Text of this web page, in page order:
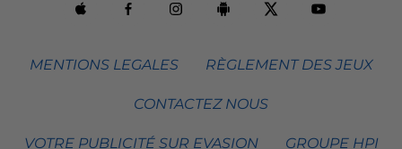
MENTIONS LEGALES RÈGLEMENT DES JEUX
CONTACTEZ NOUS
VOTRE PUBLICITÉ SUR EVASION GROUPE HPI